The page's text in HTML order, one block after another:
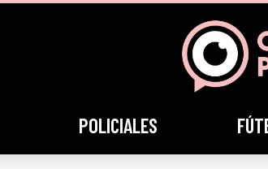
POLICIALES